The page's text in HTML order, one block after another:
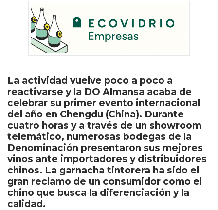
La actividad vuelve poco a poco a
reactivarse y la DO Almansa acaba de
celebrar su primer evento internacional
del año en Chengdu (China). Durante
cuatro horas y a través de un showroom
telemático, numerosas bodegas de la
Denominación presentaron sus mejores
vinos ante importadores y distribuidores
chinos. La garnacha tintorera ha sido el
gran reclamo de un consumidor como el
chino que busca la diferenciación y la
calidad.